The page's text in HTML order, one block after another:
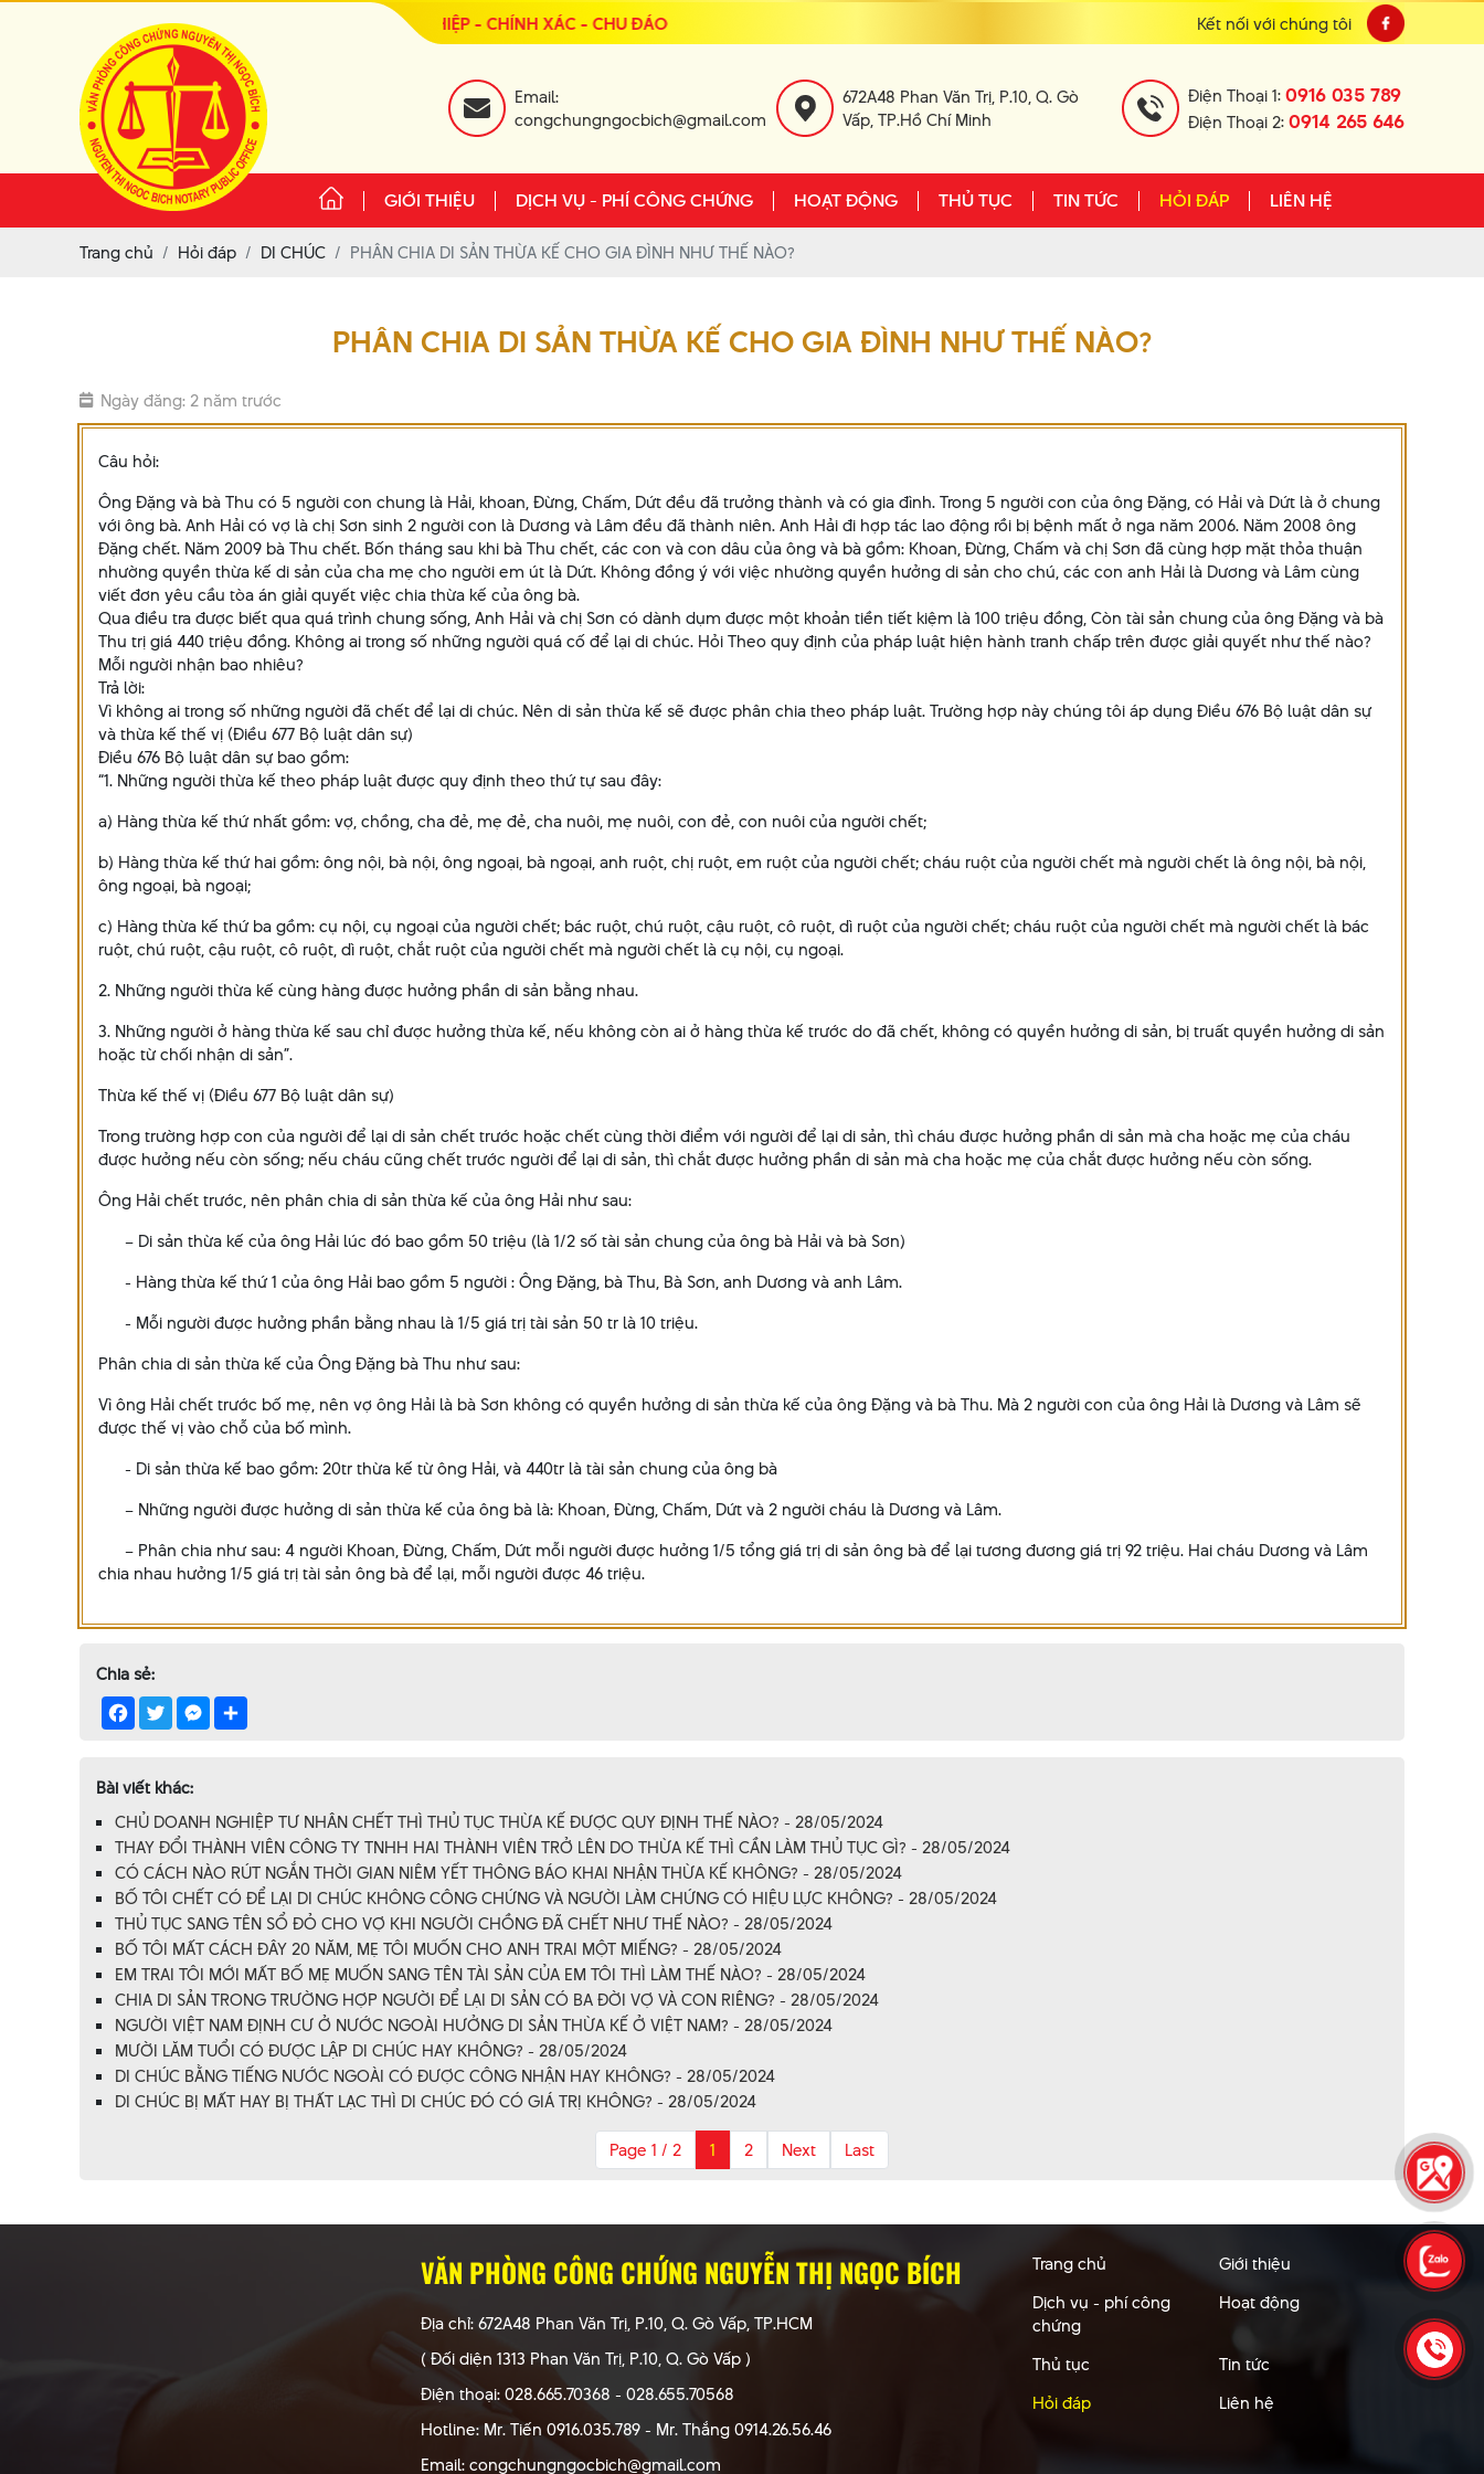
CHUYÊN NGHIỆP - CHÍNH XÁC - CHU ĐÁO Kết nối với chúng tôi
Email:
congchungngocbich@gmail.com
672A48 Phan Văn Trị, P.10, Q. Gò
Vấp, TP.Hồ Chí Minh
Điện Thoại 1:0916 035 789
Điện Thoại 2:0914 265 646
GIỚI THIỆU DỊCH VỤ - PHÍ CÔNG CHỨNG HOẠT ĐỘNG THỦ TỤC TIN TỨC HỎI ĐÁP LIÊN HỆ
Trang chủ Hỏi đáp DI CHÚC PHÂN CHIA DI SẢN THỪA KẾ CHO GIA ĐÌNH NHƯ THẾ NÀO?
PHÂN CHIA DI SẢN THỪA KẾ CHO GIA ĐÌNH NHƯ THẾ NÀO?
Ngày đăng: 2 năm trước
Câu hỏi:
Ông Đặng và bà Thu có 5 người con chung là Hải, khoan, Đừng, Chấm, Dứt đều đã trưởng thành và có gia đình. Trong 5 người con của ông Đặng, có Hải và Dứt là ở chung
với ông bà. Anh Hải có vợ là chị Sơn sinh 2 người con là Dương và Lâm đều đã thành niên. Anh Hải đi hợp tác lao động rồi bị bệnh mất ở nga năm 2006. Năm 2008 ông
Đặng chết. Năm 2009 bà Thu chết. Bốn tháng sau khi bà Thu chết, các con và con dâu của ông và bà gồm: Khoan, Đừng, Chấm và chị Sơn đã cùng hợp mặt thỏa thuận
nhường quyền thừa kế di sản của cha mẹ cho người em út là Dứt. Không đồng ý với việc nhường quyền hưởng di sản cho chú, các con anh Hải là Dương và Lâm cùng
viết đơn yêu cầu tòa án giải quyết việc chia thừa kế của ông bà.
Qua điều tra được biết qua quá trình chung sống, Anh Hải và chị Sơn có dành dụm được một khoản tiền tiết kiệm là 100 triệu đồng, Còn tài sản chung của ông Đặng và bà
Thu trị giá 440 triệu đồng. Không ai trong số những người quá cố để lại di chúc. Hỏi Theo quy định của pháp luật hiện hành tranh chấp trên được giải quyết như thế nào?
Mỗi người nhận bao nhiêu?
Trả lời:
Vì không ai trong số những người đã chết để lại di chúc. Nên di sản thừa kế sẽ được phân chia theo pháp luật. Trường hợp này chúng tôi áp dụng Điều 676 Bộ luật dân sự
và thừa kế thế vị (Điều 677 Bộ luật dân sự)
Điều 676 Bộ luật dân sự bao gồm:
“1. Những người thừa kế theo pháp luật được quy định theo thứ tự sau đây:
a) Hàng thừa kế thứ nhất gồm: vợ, chồng, cha đẻ, mẹ đẻ, cha nuôi, mẹ nuôi, con đẻ, con nuôi của người chết;
b) Hàng thừa kế thứ hai gồm: ông nội, bà nội, ông ngoại, bà ngoại, anh ruột, chị ruột, em ruột của người chết; cháu ruột của người chết mà người chết là ông nội, bà nội,
ông ngoại, bà ngoại;
c) Hàng thừa kế thứ ba gồm: cụ nội, cụ ngoại của người chết; bác ruột, chú ruột, cậu ruột, cô ruột, dì ruột của người chết; cháu ruột của người chết mà người chết là bác
ruột, chú ruột, cậu ruột, cô ruột, dì ruột, chắt ruột của người chết mà người chết là cụ nội, cụ ngoại.
2. Những người thừa kế cùng hàng được hưởng phần di sản bằng nhau.
3. Những người ở hàng thừa kế sau chỉ được hưởng thừa kế, nếu không còn ai ở hàng thừa kế trước do đã chết, không có quyền hưởng di sản, bị truất quyền hưởng di sản
hoặc từ chối nhận di sản”.
Thừa kế thế vị (Điều 677 Bộ luật dân sự)
Trong trường hợp con của người để lại di sản chết trước hoặc chết cùng thời điểm với người để lại di sản, thì cháu được hưởng phần di sản mà cha hoặc mẹ của cháu
được hưởng nếu còn sống; nếu cháu cũng chết trước người để lại di sản, thì chắt được hưởng phần di sản mà cha hoặc mẹ của chắt được hưởng nếu còn sống.
Ông Hải chết trước, nên phân chia di sản thừa kế của ông Hải như sau:
– Di sản thừa kế của ông Hải lúc đó bao gồm 50 triệu (là 1/2 số tài sản chung của ông bà Hải và bà Sơn)
- Hàng thừa kế thứ 1 của ông Hải bao gồm 5 người : Ông Đặng, bà Thu, Bà Sơn, anh Dương và anh Lâm.
- Mỗi người được hưởng phần bằng nhau là 1/5 giá trị tài sản 50 tr là 10 triệu.
Phân chia di sản thừa kế của Ông Đặng bà Thu như sau:
Vì ông Hải chết trước bố mẹ, nên vợ ông Hải là bà Sơn không có quyền hưởng di sản thừa kế của ông Đặng và bà Thu. Mà 2 người con của ông Hải là Dương và Lâm sẽ
được thế vị vào chỗ của bố mình.
- Di sản thừa kế bao gồm: 20tr thừa kế từ ông Hải, và 440tr là tài sản chung của ông bà
– Những người được hưởng di sản thừa kế của ông bà là: Khoan, Đừng, Chấm, Dứt và 2 người cháu là Dương và Lâm.
– Phân chia như sau: 4 người Khoan, Đừng, Chấm, Dứt mỗi người được hưởng 1/5 tổng giá trị di sản ông bà để lại tương đương giá trị 92 triệu. Hai cháu Dương và Lâm
chia nhau hưởng 1/5 giá trị tài sản ông bà để lại, mỗi người được 46 triệu.
Chia sẻ:
Facebook
TwitterMessenger
Bài viết khác:
CHỦ DOANH NGHIỆP TƯ NHÂN CHẾT THÌ THỦ TỤC THỪA KẾ ĐƯỢC QUY ĐỊNH THẾ NÀO? - 28/05/2024
THAY ĐỔI THÀNH VIÊN CÔNG TY TNHH HAI THÀNH VIÊN TRỞ LÊN DO THỪA KẾ THÌ CẦN LÀM THỦ TỤC GÌ? - 28/05/2024
CÓ CÁCH NÀO RÚT NGẮN THỜI GIAN NIÊM YẾT THÔNG BÁO KHAI NHẬN THỪA KẾ KHÔNG? - 28/05/2024
BỐ TÔI CHẾT CÓ ĐỂ LẠI DI CHÚC KHÔNG CÔNG CHỨNG VÀ NGƯỜI LÀM CHỨNG CÓ HIỆU LỰC KHÔNG? - 28/05/2024
THỦ TỤC SANG TÊN SỔ ĐỎ CHO VỢ KHI NGƯỜI CHỒNG ĐÃ CHẾT NHƯ THẾ NÀO? - 28/05/2024
BỐ TÔI MẤT CÁCH ĐÂY 20 NĂM, MẸ TÔI MUỐN CHO ANH TRAI MỘT MIẾNG? - 28/05/2024
EM TRAI TÔI MỚI MẤT BỐ MẸ MUỐN SANG TÊN TÀI SẢN CỦA EM TÔI THÌ LÀM THẾ NÀO? - 28/05/2024
CHIA DI SẢN TRONG TRƯỜNG HỢP NGƯỜI ĐỂ LẠI DI SẢN CÓ BA ĐỜI VỢ VÀ CON RIÊNG? - 28/05/2024
NGƯỜI VIỆT NAM ĐỊNH CƯ Ở NƯỚC NGOÀI HƯỞNG DI SẢN THỪA KẾ Ở VIỆT NAM? - 28/05/2024
MƯỜI LĂM TUỔI CÓ ĐƯỢC LẬP DI CHÚC HAY KHÔNG? - 28/05/2024
DI CHÚC BẰNG TIẾNG NƯỚC NGOÀI CÓ ĐƯỢC CÔNG NHẬN HAY KHÔNG? - 28/05/2024
DI CHÚC BỊ MẤT HAY BỊ THẤT LẠC THÌ DI CHÚC ĐÓ CÓ GIÁ TRỊ KHÔNG? - 28/05/2024
Page 1 / 2 1 2 Next Last
VĂN PHÒNG CÔNG CHỨNG NGUYỄN THỊ NGỌC BÍCH
Địa chỉ: 672A48 Phan Văn Trị, P.10, Q. Gò Vấp, TP.HCM
( Đối diện 1313 Phan Văn Trị, P.10, Q. Gò Vấp )
Điện thoại: 028.665.70368 - 028.655.70568
Hotline: Mr. Tiến 0916.035.789 - Mr. Thắng 0914.26.56.46
Email: congchungngocbich@gmail.com
Trang chủ
Giới thiệu
Dịch vụ - phí công
chứng
Hoạt động
Thủ tục
Tin tức
Hỏi đáp
Liên hệ